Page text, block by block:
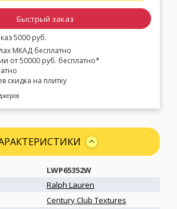
Быстрый заказ
5000 руб.
МКАД бесплатно
от 50000 руб. бесплатно*
скидка на плитку
LWP65352W
Ralph Lauren
Century Club Textures